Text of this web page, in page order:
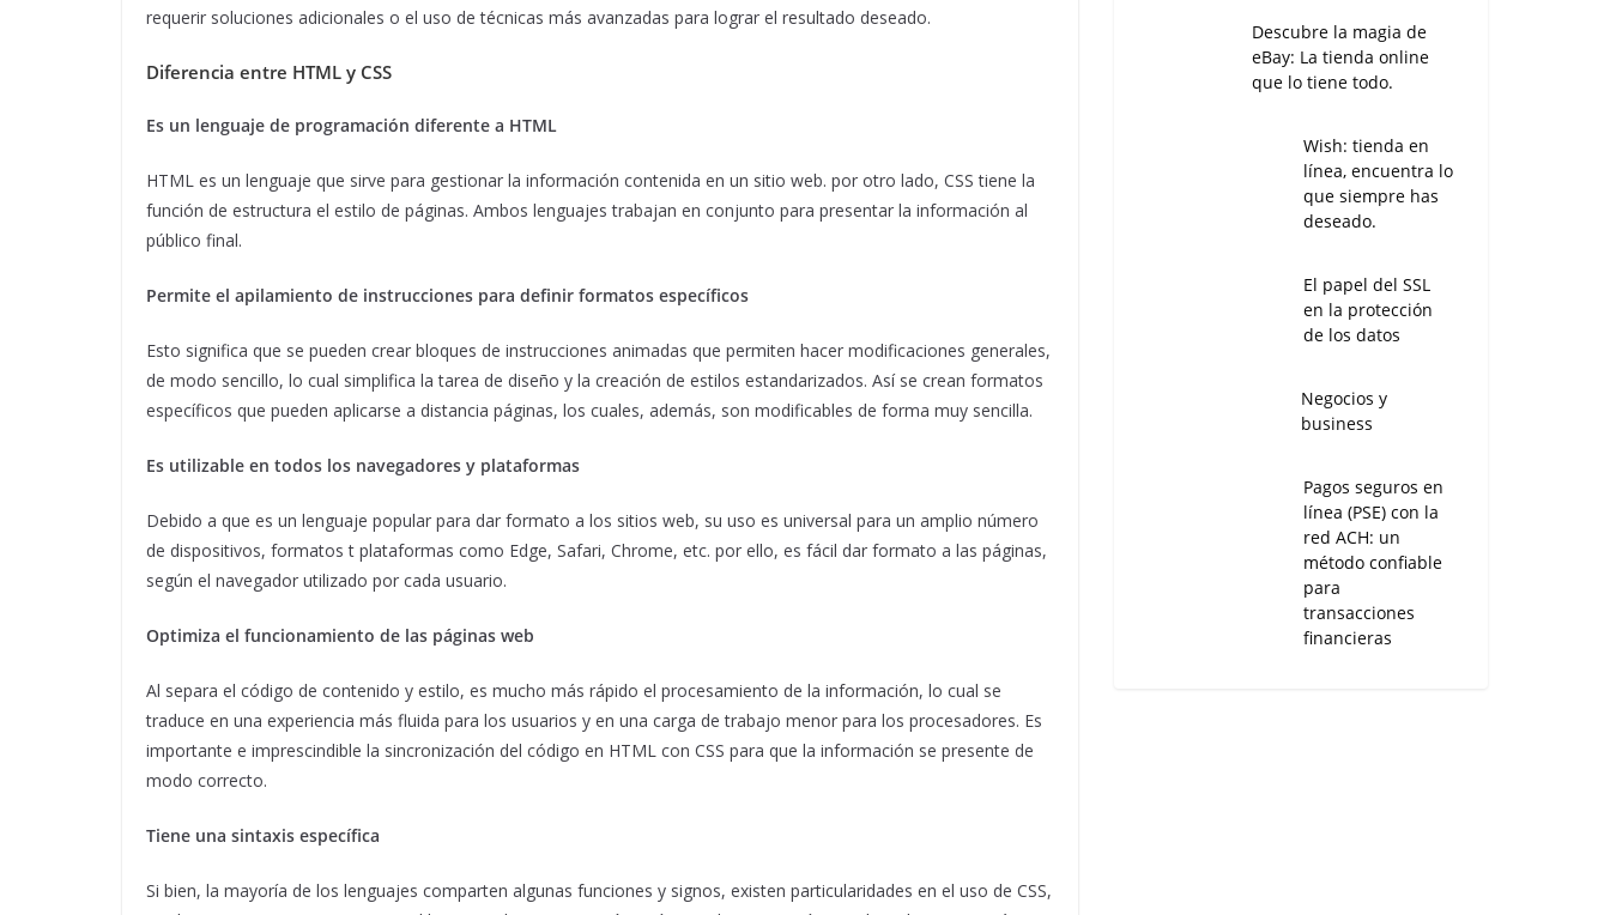
requerir soluciones adicionales o el uso de técnicas más avanzadas para lograr el resultado deseado.
Diferencia entre HTML y CSS
Es un lenguaje de programación diferente a HTML
HTML es un lenguaje que sirve para gestionar la información contenida en un sitio web. por otro lado, CSS tiene la
función de estructura el estilo de páginas. Ambos lenguajes trabajan en conjunto para presentar la información al
público final.
Permite el apilamiento de instrucciones para definir formatos específicos
Esto significa que se pueden crear bloques de instrucciones animadas que permiten hacer modificaciones generales,
de modo sencillo, lo cual simplifica la tarea de diseño y la creación de estilos estandarizados. Así se crean formatos
específicos que pueden aplicarse a distancia páginas, los cuales, además, son modificables de forma muy sencilla.
Es utilizable en todos los navegadores y plataformas
Debido a que es un lenguaje popular para dar formato a los sitios web, su uso es universal para un amplio número
de dispositivos, formatos t plataformas como Edge, Safari, Chrome, etc. por ello, es fácil dar formato a las páginas,
según el navegador utilizado por cada usuario.
Optimiza el funcionamiento de las páginas web
Al separa el código de contenido y estilo, es mucho más rápido el procesamiento de la información, lo cual se
traduce en una experiencia más fluida para los usuarios y en una carga de trabajo menor para los procesadores. Es
importante e imprescindible la sincronización del código en HTML con CSS para que la información se presente de
modo correcto.
Tiene una sintaxis específica
Si bien, la mayoría de los lenguajes comparten algunas funciones y signos, existen particularidades en el uso de CSS,
Descubre la magia de
eBay: La tienda online
que lo tiene todo.
Wish: tienda en
línea, encuentra lo
que siempre has
deseado.
El papel del SSL
en la protección
de los datos
Negocios y
business
Pagos seguros en
línea (PSE) con la
red ACH: un
método confiable
para
transacciones
financieras